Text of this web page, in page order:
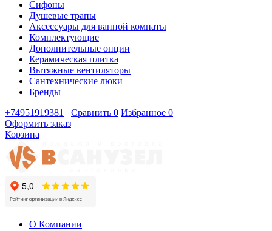
Сифоны
Душевые трапы
Аксессуары для ванной комнаты
Комплектующие
Дополнительные опции
Керамическая плитка
Вытяжные вентиляторы
Сантехнические люки
Бренды
+74951919381
Сравнить 0 Избранное 0
Оформить заказ
Корзина
О Компании